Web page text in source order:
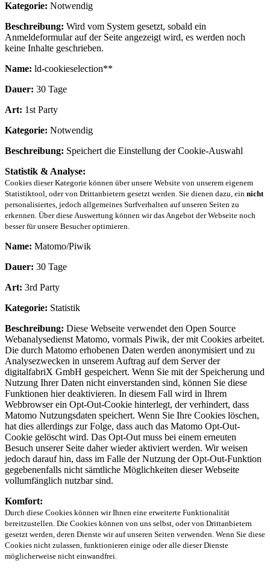
Kategorie: Notwendig
Beschreibung: Wird vom System gesetzt, sobald ein
Anmeldeformular auf der Seite angezeigt wird, es werden noch
keine Inhalte geschrieben.
Name: ld-cookieselection**
Dauer: 30 Tage
Art: 1st Party
Kategorie: Notwendig
Beschreibung: Speichert die Einstellung der Cookie-Auswahl
Statistik & Analyse:
Cookies dieser Kategorie können über unsere Website von unserem eigenem
Statistiktool, oder von Drittanbietern gesetzt werden. Sie dienen dazu, ein nicht
personalisiertes, jedoch allgemeines Surfverhalten auf unseren Seiten zu
erkennen. Über diese Auswertung können wir das Angebot der Webseite noch
besser für unsere Besucher optimieren.
Name: Matomo/Piwik
Dauer: 30 Tage
Art: 3rd Party
Kategorie: Statistik
Beschreibung: Diese Webseite verwendet den Open Source
Webanalysedienst Matomo, vormals Piwik, der mit Cookies arbeitet.
Die durch Matomo erhobenen Daten werden anonymisiert und zu
Analysezwecken in unserem Auftrag auf dem Server der
digitalfabriX GmbH gespeichert. Wenn Sie mit der Speicherung und
Nutzung Ihrer Daten nicht einverstanden sind, können Sie diese
Funktionen hier deaktivieren. In diesem Fall wird in Ihrem
Webbrowser ein Opt-Out-Cookie hinterlegt, der verhindert, dass
Matomo Nutzungsdaten speichert. Wenn Sie Ihre Cookies löschen,
hat dies allerdings zur Folge, dass auch das Matomo Opt-Out-
Cookie gelöscht wird. Das Opt-Out muss bei einem erneuten
Besuch unserer Seite daher wieder aktiviert werden. Wir weisen
jedoch darauf hin, dass im Falle der Nutzung der Opt-Out-Funktion
gegebenenfalls nicht sämtliche Möglichkeiten dieser Webseite
vollumfänglich nutzbar sind.
Komfort:
Durch diese Cookies können wir Ihnen eine erweiterte Funktionalität
bereitzustellen. Die Cookies können von uns selbst, oder von Drittanbietern
gesetzt werden, deren Dienste wir auf unseren Seiten verwenden. Wenn Sie diese
Cookies nicht zulassen, funktionieren einige oder alle dieser Dienste
möglicherweise nicht einwandfrei.